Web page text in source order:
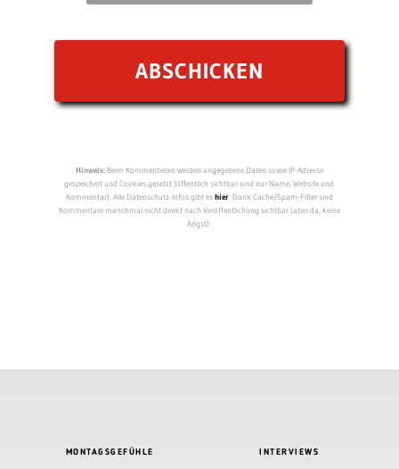
Hinweis:Beim Kommentieren werden angegebene Daten sowie IP-Adresse
gespeichert und Cookies gesetzt (öffentlich sichtbar sind nur Name, Website und
Kommentar). Alle Datenschutz-Infos gibt eshier. Dank Cache/Spam-Filter sind
Kommentare manchmal nicht direkt nach Veröffentlichung sichtbar (aber da, keine
Angst).
MONTAGSGEFÜHLE INTERVIEWS